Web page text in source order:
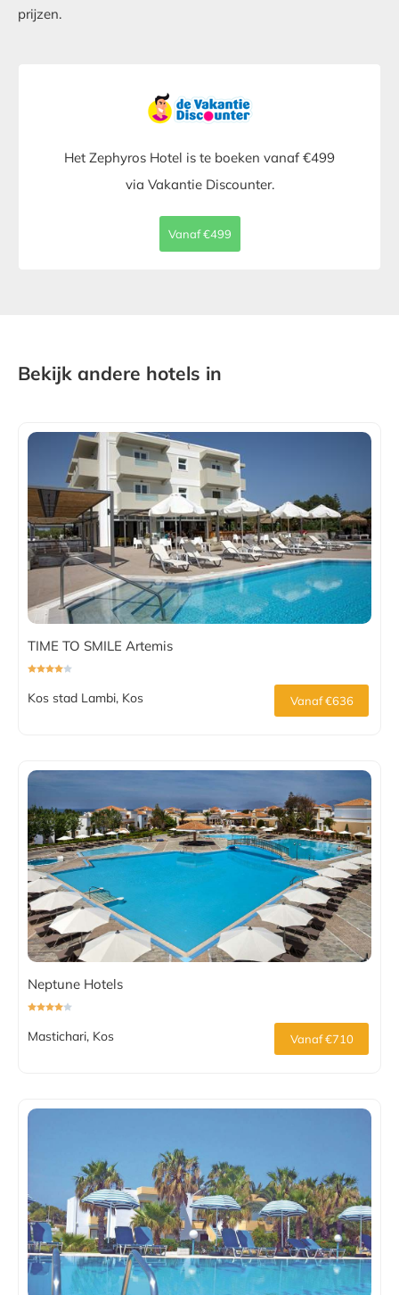
prijzen.
Het Zephyros Hotel is te boeken vanaf €499
via Vakantie Discounter.
Vanaf €499
Bekijk andere hotels in
TIME TO SMILE Artemis
Kos stad Lambi, Kos Vanaf €636
Neptune Hotels
Mastichari, Kos Vanaf €710